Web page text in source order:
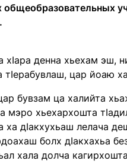
общеобразовательных
хIара денна хьехам эш,
тIерабувлаш, цар йоаю
бувзам ца халийта
мэро хьехархошта
дIакхухьаш лелача
болх дIакхахьа
хала долча